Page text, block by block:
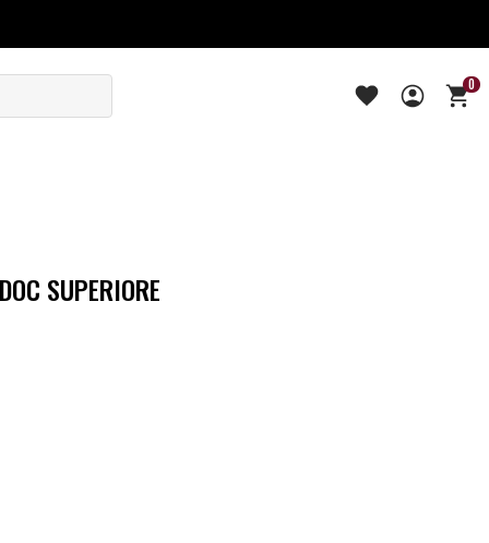
0
SUPERIORE